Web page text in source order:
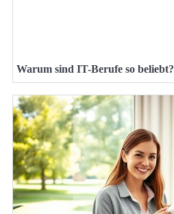
Warum sind IT-Berufe so beliebt?